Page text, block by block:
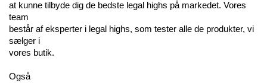
at kunne tilbyde dig de bedste legal highs på markedet. Vores
team
består af eksperter i legal highs, som tester alle de produkter, vi
sælger i
vores butik.
Også